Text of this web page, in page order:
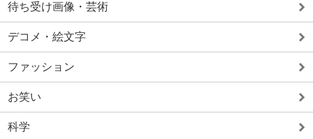
待ち受け画像・芸術
デコメ・絵文字
ファッション
お笑い
科学